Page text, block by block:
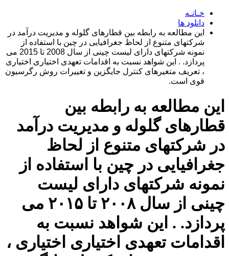
خـانـه
دانلود ها
این مطالعه به رابطه بین قطارهای گلوله و مدیریت درآمد در
شرکتهای متنوع از لحاظ جغرافیایی در چین با استفاده از
نمونه شرکتهای دارای لیست چینی از سال 2008 تا 2015 می
پردازد. . این شواهد نسبت به اقدامات تعهدی اختیاری اختیاری
، تعریف متغیرهای کنترل جایگزین و تغییرات روش رگرسیون
قوی است.
این مطالعه به رابطه بین
قطارهای گلوله و مدیریت درآمد
در شرکتهای متنوع از لحاظ
جغرافیایی در چین با استفاده از
نمونه شرکتهای دارای لیست
چینی از سال ۲۰۰۸ تا ۲۰۱۵ می
پردازد. . این شواهد نسبت به
اقدامات تعهدی اختیاری اختیاری ،